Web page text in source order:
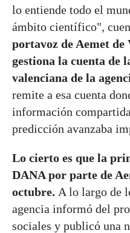
lo entiende todo el
ámbito científico",
portavoz de Aemet de
gestiona la cuenta de
valenciana de la
remite a esa cuenta
información
predicción avanzaba
Lo cierto es que la
DANA por parte de
octubre. A lo largo de
agencia informó del
sociales y publicó una